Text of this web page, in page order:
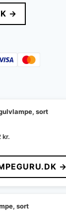
→
sort
kr..
kr.
pris
er:
422 kr..
→
sort